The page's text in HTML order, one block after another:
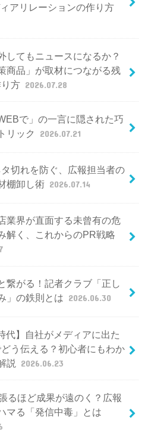
アリレーションの作り方
してもニュースになるか？
商品」が取材につながる残
方 2026.07.28
で」の一言に隠された巧
リック
2026.07.21
切れを防ぐ、広報担当者の
棚卸し術 2026.07.14
業界が直面する未曾有の危
解く、これからのPR戦略
繋がる！記者クラブ「正し
」の鉄則とは 2026.06.30
代】自社がメディアに出た
う伝える？初心者にもわか
説
2026.06.23
るほど成果が遠のく？広報
マる「発信中毒」とは